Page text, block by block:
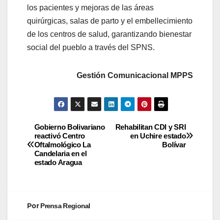
los pacientes y mejoras de las áreas
quirúrgicas, salas de parto y el embellecimiento
de los centros de salud, garantizando bienestar
social del pueblo a través del SPNS.
Gestión Comunicacional MPPS
Rehabilitan CDI y SRI
en Uchire estado
Bolívar
Gobierno Bolivariano
reactivó Centro
Oftalmológico La
Candelaria en el
estado Aragua
PorPrensa Regional